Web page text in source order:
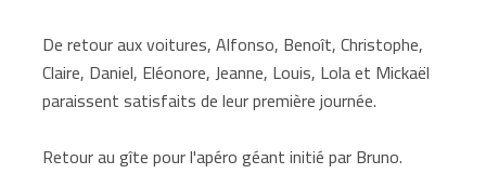
De retour aux voitures, Alfonso, Benoît, Christophe,
Claire, Daniel, Eléonore, Jeanne, Louis, Lola et Mickaël
paraissent satisfaits de leur première journée.
Retour au gîte pour l'apéro géant initié par Bruno.